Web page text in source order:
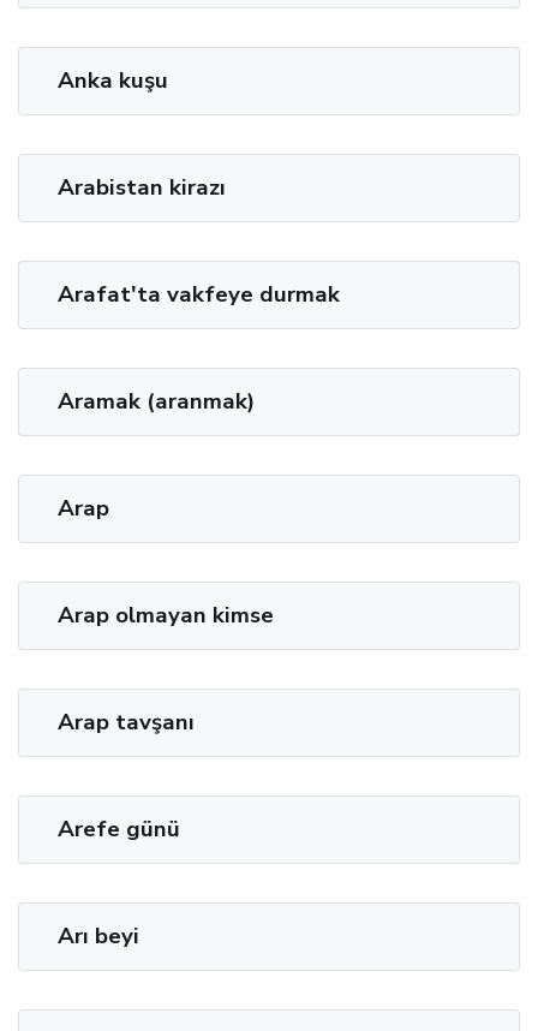
Anka kuşu
Arabistan kirazı
Arafat'ta vakfeye durmak
Aramak (aranmak)
Arap
Arap olmayan kimse
Arap tavşanı
Arefe günü
Arı beyi